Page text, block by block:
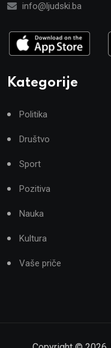
info@ljudski.ba
Kategorije
Politika
Društvo
Sport
Pozitiva
Nauka
Kultura
Vaše priče